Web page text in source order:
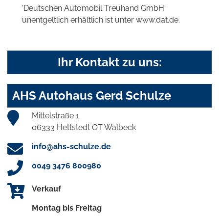
'Deutschen Automobil Treuhand GmbH'
unentgeltlich erhältlich ist unter www.dat.de.
Ihr Kontakt zu uns:
AHS Autohaus Gerd Schulze
Mittelstraße 1
06333 Hettstedt OT Walbeck
info@ahs-schulze.de
0049 3476 800980
Verkauf
Montag bis Freitag